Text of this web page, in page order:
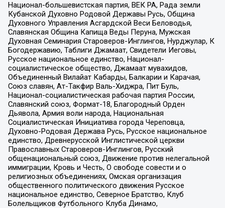
Национал-большевистская партия, ВЕК РА, Рада земли
Кубанской Духовно Родовой Державы Русь, Община
Духовного Управления Асгардской Веси Беловодья,
Славянская Община Капища Веды Перуна, Мужская
Духовная Семинария Староверов-Инглингов, Нурджулар, К
Богодержавию, Таблиги Джамаат, Свидетели Иеговы,
Русское национальное единство, Национал-
социалистическое общество, Джамаат мувахидов,
Объединенный Вилайат Кабарды, Балкарии и Карачая,
Союз славян, Ат-Такфир Валь-Хиджра, Пит Буль,
Национал-социалистическая рабочая партия России,
Славянский союз, Формат-18, Благородный Орден
Дьявола, Армия воли народа, Национальная
Социалистическая Инициатива города Череповца,
Духовно-Родовая Держава Русь, Русское национальное
единство, Древнерусской Инглистической церкви
Православных Староверов-Инглингов, Русский
общенациональный союз, Движение против нелегальной
иммиграции, Кровь и Честь, О свободе совести и о
религиозных объединениях, Омская организация
общественного политического движения Русское
национальное единство, Северное Братство, Клуб
Болельщиков Футбольного Клуба Динамо,